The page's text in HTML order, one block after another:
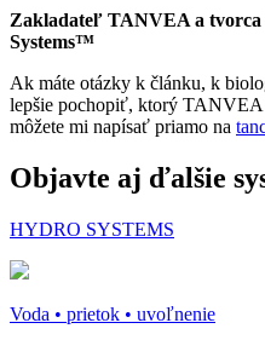
Zakladateľ TANVEA a
Systems™
Ak máte otázky k článku, k
lepšie pochopiť, ktorý TANVEA
môžete mi napísať priamo na
Objavte aj ďalšie
HYDRO SYSTEMS
Voda • prietok • uvoľnenie